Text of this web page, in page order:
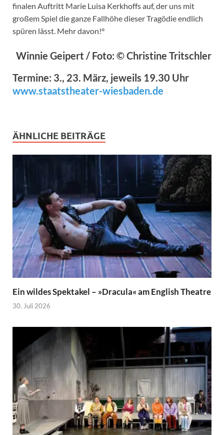
finalen Auftritt Marie Luisa Kerkhoffs auf, der uns mit
großem Spiel die ganze Fallhöhe dieser Tragödie endlich
spüren lässt. Mehr davon!°
Winnie Geipert / Foto: © Christine Tritschler
Termine: 3., 23. März, jeweils 19.30 Uhr
www.staatstheater-wiesbaden.de
ÄHNLICHE BEITRÄGE
Ein wildes Spektakel – »Dracula« am English Theatre
30. Juli 2026